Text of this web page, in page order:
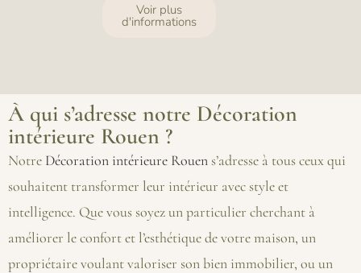
Voir plus
d'informations
À qui s’adresse notre Décoration
intérieure Rouen ?
Notre Décoration intérieure Rouen s’adresse à tous ceux qui
souhaitent transformer leur intérieur avec style et
intelligence. Que vous soyez un particulier cherchant à
améliorer le confort et l’esthétique de votre maison, un
propriétaire voulant valoriser son bien immobilier, ou un